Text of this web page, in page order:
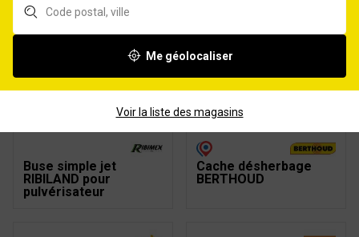
pulvérisateur 60CM
Buse simple jet
RIBILAND pour
pulvérisateur
Cache désherbage
BERTHOUD
Me géolocaliser
Voir la liste des magasins